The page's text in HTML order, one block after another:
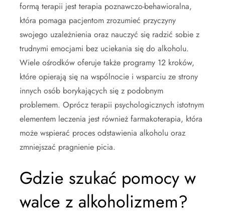
formą terapii jest terapia poznawczo-behawioralna,
która pomaga pacjentom zrozumieć przyczyny
swojego uzależnienia oraz nauczyć się radzić sobie z
trudnymi emocjami bez uciekania się do alkoholu.
Wiele ośrodków oferuje także programy 12 kroków,
które opierają się na wspólnocie i wsparciu ze strony
innych osób borykających się z podobnym
problemem. Oprócz terapii psychologicznych istotnym
elementem leczenia jest również farmakoterapia, która
może wspierać proces odstawienia alkoholu oraz
zmniejszać pragnienie picia.
Gdzie szukać pomocy w
walce z alkoholizmem?